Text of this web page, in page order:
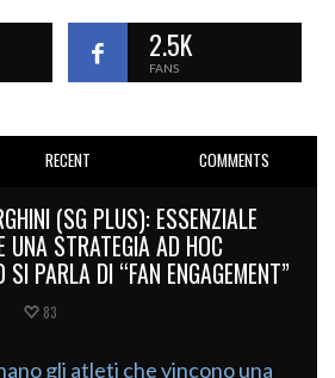
2.5K
FANS
RECENT COMMENTS
(SG PLUS): ESSENZIALE
UNA STRATEGIA AD HOC
SI PARLA DI “FAN ENGAGEMENT”
83